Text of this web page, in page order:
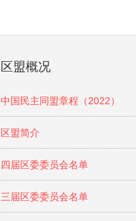
区盟概况
中国民主同盟章程（2022）
区盟简介
四届区委委员会名单
三届区委委员会名单